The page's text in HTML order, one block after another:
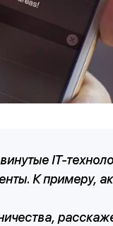
IT-
К примеру,